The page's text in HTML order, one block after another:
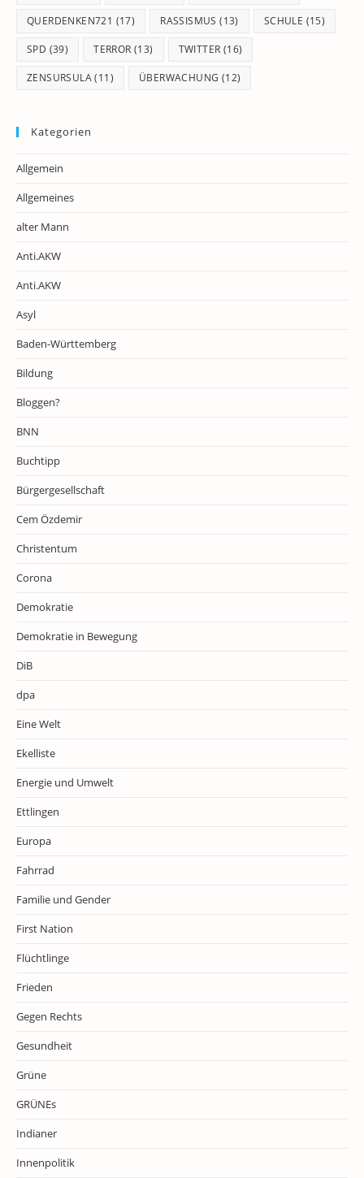
QUERDENKEN721 (17) RASSISMUS (13) SCHULE (15)
SPD (39) TERROR (13) TWITTER (16)
ZENSURSULA(11) ÜBERWACHUNG (12)
Kategorien
Allgemein
Allgemeines
alter Mann
Anti.AKW
Anti.AKW
Asyl
Baden-Württemberg
Bildung
Bloggen?
BNN
Buchtipp
Bürgergesellschaft
Cem Özdemir
Christentum
Corona
Demokratie
Demokratie in Bewegung
DiB
dpa
Eine Welt
Ekelliste
Energie und Umwelt
Ettlingen
Europa
Fahrrad
Familie und Gender
First Nation
Flüchtlinge
Frieden
Gegen Rechts
Gesundheit
Grüne
GRÜNEs
Indianer
Innenpolitik